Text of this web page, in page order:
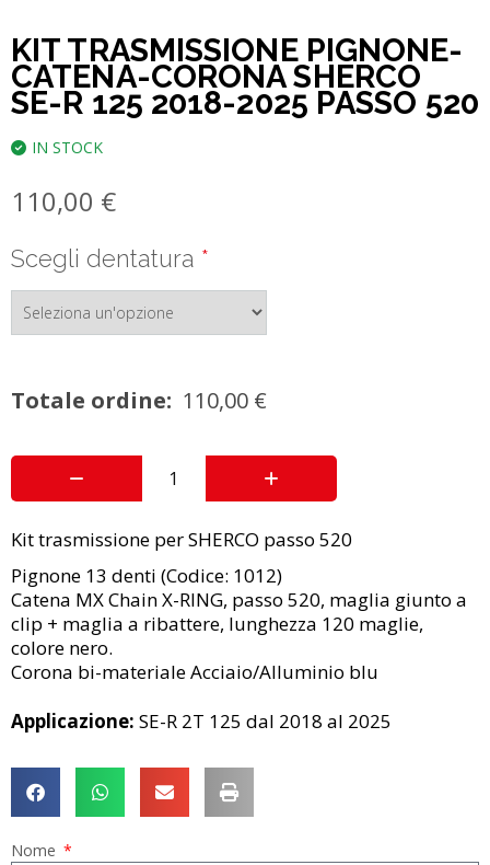
KIT TRASMISSIONE PIGNONE-
CATENA-CORONA SHERCO
SE-R 125 2018-2025 PASSO 520
IN STOCK
110,00 €
Scegli dentatura *
Totale ordine: 110,00 €
Kit trasmissione per SHERCO passo 520
Pignone 13 denti (Codice: 1012)
Catena MX Chain X-RING, passo 520, maglia giunto a
clip + maglia a ribattere, lunghezza 120 maglie,
colore nero.
Corona bi-materiale Acciaio/Alluminio blu
Applicazione: SE-R 2T 125 dal 2018 al 2025
Nome